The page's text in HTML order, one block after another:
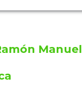
Manuel